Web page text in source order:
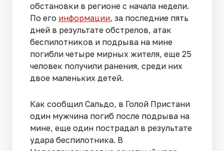
обстановки в регионе с начала недели.
По его информации, за последние пять
дней в результате обстрелов, атак
беспилотников и подрыва на мине
погибли четыре мирных жителя, еще 25
человек получили ранения, среди них
двое маленьких детей.
Как сообщил Сальдо, в Голой Пристани
один мужчина погиб после подрыва на
мине, еще один пострадал в результате
удара беспилотника. В